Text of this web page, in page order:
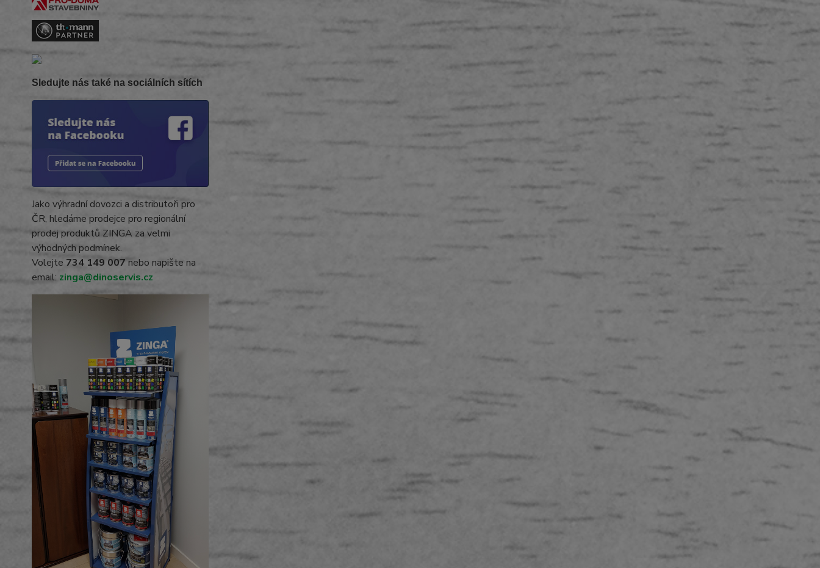
Sledujte nás také na sociálních sítích
Jako výhradní dovozci a distributoři pro
ČR, hledáme prodejce pro regionální
prodej produktů ZINGA za velmi
výhodných podmínek.
Volejte 734 149 007nebo napište na
email: zinga@dinoservis.cz